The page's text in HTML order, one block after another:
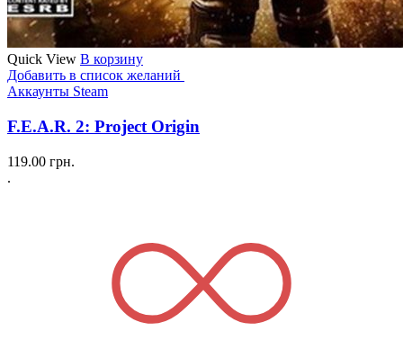
Quick View В корзину
Добавить в список желаний
Аккаунты Steam
F.E.A.R. 2: Project Origin
119.00 грн.
.